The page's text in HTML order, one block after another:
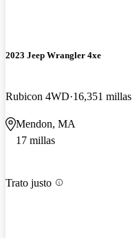
2023 Jeep Wrangler 4xe
Rubicon 4WD 16,351 millas
Mendon, MA
17 millas
Trato justo